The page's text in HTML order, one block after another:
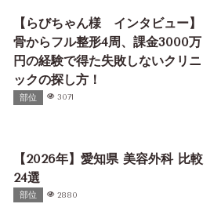
【らびちゃん様 インタビュー】
骨からフル整形4周、課金3000万
円の経験で得た失敗しないクリニ
ックの探し方！
部位 3071
【2026年】愛知県 美容外科 比較
24選
部位 2880